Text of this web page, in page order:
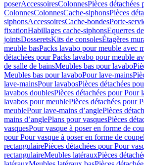
poserAccessoiresColonnesPièces détachées
ColonnesColonnesCache-siphonsPièces
siphonsAccessoiresCache-bondesPorte-
fixationHabillages cache-siphonsEquerres
jointsDosseretsKits de consolesÉtagères
meuble basPacks lavabo pour meuble avec
détachées pour Packs lavabo pour meuble
de salle de bainsMeubles bas pour lavabo
Meubles bas pour lavaboPour lave-mains
lave-mainsPour lavabosPièces détachées
lavabos doublesPièces détachées pour Pour
lavabos pour meublePièces détachées pour
meublePour lave-mains d’anglePièces
mains d’anglePlans pour vasquesPièces
vasquesPour vasque à poser en forme de
pour Pour vasque à poser en forme de
rectangulairePièces détachées pour Pour
rectangulaireMeubles latérauxPièces